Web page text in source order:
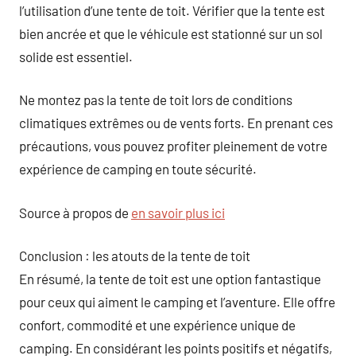
l’utilisation d’une tente de toit. Vérifier que la tente est
bien ancrée et que le véhicule est stationné sur un sol
solide est essentiel.
Ne montez pas la tente de toit lors de conditions
climatiques extrêmes ou de vents forts. En prenant ces
précautions, vous pouvez profiter pleinement de votre
expérience de camping en toute sécurité.
Source à propos de en savoir plus ici
Conclusion : les atouts de la tente de toit
En résumé, la tente de toit est une option fantastique
pour ceux qui aiment le camping et l’aventure. Elle offre
confort, commodité et une expérience unique de
camping. En considérant les points positifs et négatifs,